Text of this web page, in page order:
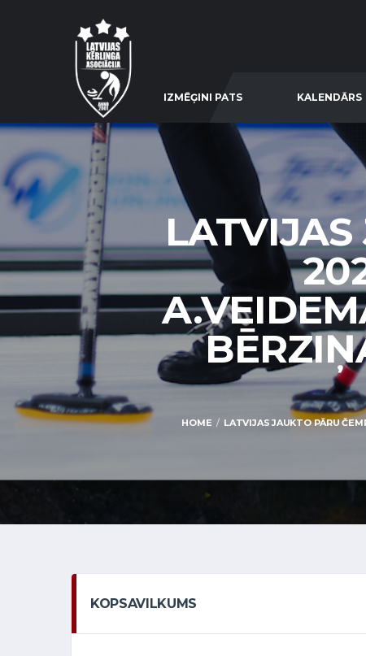
IZMĒĢINI PATS KALENDĀRS
HOME LATVIJAS JAUKTO PĀRU
KOPSAVILKUMS